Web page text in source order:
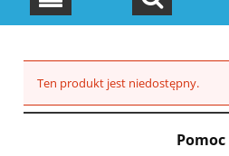
Ten produkt jest niedostępny.
Pomoc